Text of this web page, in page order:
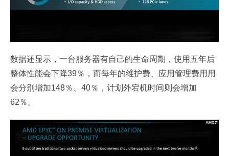
数据还显示，一台服务器有自己的生命周期，使用五年后
整体性能会下降39％，而每年的维护费、应用管理费用用
会分别增加148％、40％，计划外宕机时间则会增加
62％。